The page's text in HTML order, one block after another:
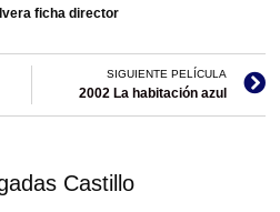
ficha director
SIGUIENTE PELÍCULA
2002 La habitación azul
Castillo